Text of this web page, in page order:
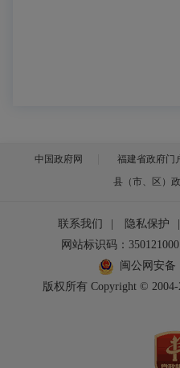
中国政府网 福建省政府门
县（市、区）
联系我们 隐私保护
网站标识码：
闽公网安备
版权所有 Copyright © 2004-